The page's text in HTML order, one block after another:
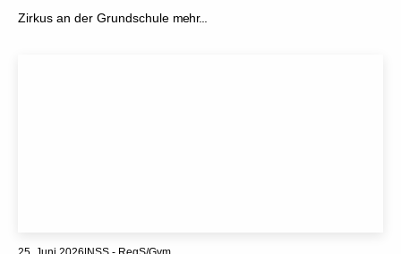
Zirkus an der Grundschule mehr...